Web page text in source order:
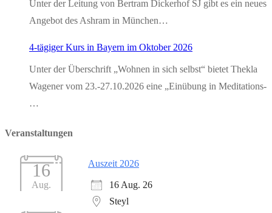
Unter der Leitung von Bertram Dickerhof SJ gibt es ein neues
Angebot des Ashram in München…
4-tägiger Kurs in Bayern im Oktober 2026
Unter der Überschrift „Wohnen in sich selbst“ bietet Thekla
Wagener vom 23.-27.10.2026 eine „Einübung in Meditations-
…
Veranstaltungen
16
Aug.
Auszeit 2026
16 Aug. 26
Steyl